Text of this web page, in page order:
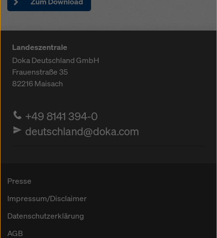
Landeszentrale
Doka Deutschland GmbH
Frauenstraße 35
82216Maisach
+49 8141 394-0
deutschland@doka.com
Presse
Impressum/Disclaimer
Datenschutzerklärung
AGB